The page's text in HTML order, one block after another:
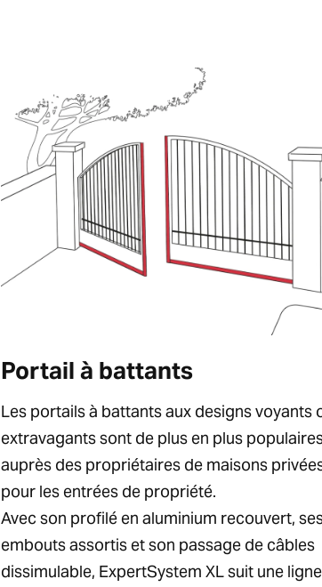
Portail à battants
Les portails à battants aux designs voyants
extravagants sont de plus en plus
auprès des propriétaires de maisons
pour les entrées de propriété.
Avec son profilé en aluminium recouvert,
embouts assortis et son passage de câbles
dissimulable, ExpertSystem XL suit une ligne